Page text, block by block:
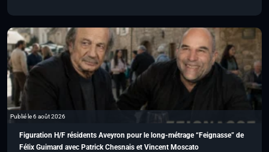
Publié le 6 août 2026
Figuration H/F résidents Aveyron pour le long-métrage “Feignasse” de
Félix Guimard avec Patrick Chesnais et Vincent Moscato